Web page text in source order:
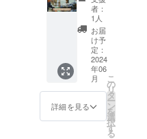
は、空
きがあ
るお時
間に限
りお電
話で対
応させ
ていた
だきま
す。
時間後
の商品
完成後
にお渡
しさせ
ていた
だきま
仕事を
見て、
～12
時、13
時～17
時まで
となっ
ており
ます。
所要時
分 予約
制と
寄せて
は返す
波のよ
うで、
機械に
はない
温かみ
を感じ
ること
から
イン
で、燕
三条や
伝統技
術、ミ
ノル製
作所つ
いてご
説明い
たしま
ワーク
参加券
全４日
間のオ
ンライ
ンとリ
アルの
ハイブ
リット
開催に
なりま
者：
1人
お届
け予
定：
2024
年06
月
詳細を見る
こ
の
リ
タ
ー
ン
を
選
択
す
る